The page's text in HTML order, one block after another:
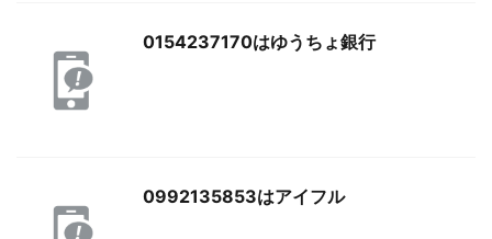
0154237170はゆうちょ銀行
0992135853はアイフル